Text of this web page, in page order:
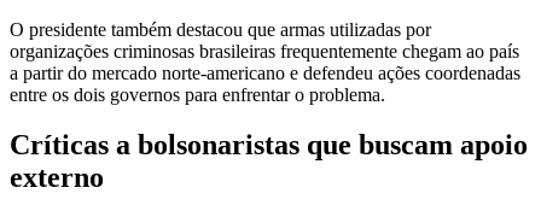
O presidente também destacou que armas utilizadas por
organizações criminosas brasileiras frequentemente chegam ao país
a partir do mercado norte-americano e defendeu ações coordenadas
entre os dois governos para enfrentar o problema.
Críticas a bolsonaristas que buscam apoio
externo